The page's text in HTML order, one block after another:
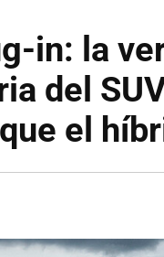
in: la
del
el